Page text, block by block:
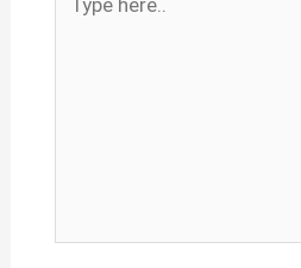
here..